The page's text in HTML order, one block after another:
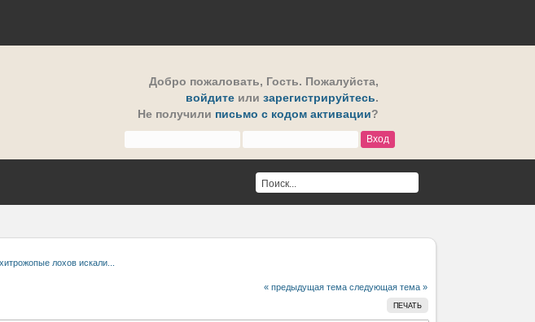
Добро пожаловать, Гость. Пожалуйста,
войдите или зарегистрируйтесь.
Не получили письмо с кодом активации?
лохов искали...
« предыдущая тема следующая тема »
ПЕЧАТЬ